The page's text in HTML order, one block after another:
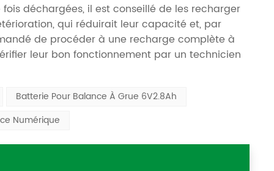
déchargées, il est conseillé de les recharger
qui réduirait leur capacité et, par
de procéder à une recharge complète à
leur bon fonctionnement par un technicien
Batterie Pour Balance À Grue 6V2.8Ah
Numérique